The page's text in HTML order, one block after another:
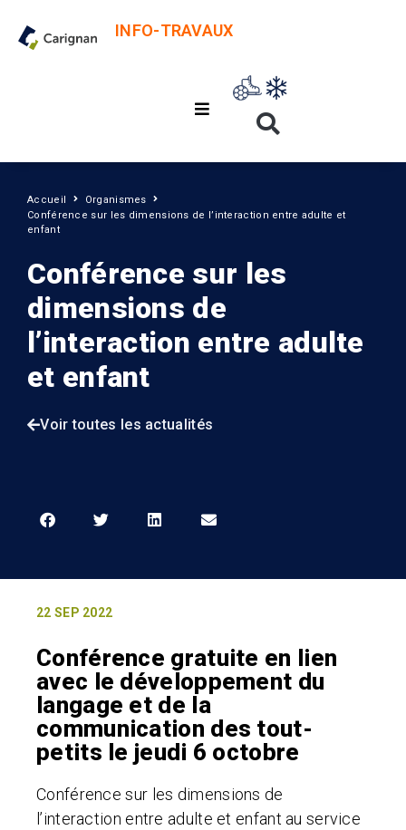
INFO-TRAVAUX
Accueil
Organismes
Conférence sur les dimensions de l’interaction entre adulte et
enfant
Conférence sur les
dimensions de
l’interaction entre adulte
et enfant
Voir toutes les actualités
22 SEP 2022
Conférence gratuite en lien
avec le développement du
langage et de la
communication des tout-
petits le jeudi 6 octobre
Conférence sur les dimensions de
l’interaction entre adulte et enfant au service